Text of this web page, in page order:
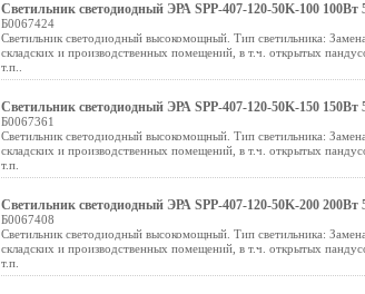
Светильник светодиодный ЭРА SPP-407-120-50K-100 100Вт
Б0067424
Светильник светодиодный высокомощный. Тип светильника:
складских и производственных помещений, в т.ч. открытых
т.п..
Светильник светодиодный ЭРА SPP-407-120-50K-150 150Вт
Б0067361
Светильник светодиодный высокомощный. Тип светильника:
складских и производственных помещений, в т.ч. открытых
т.п.
Светильник светодиодный ЭРА SPP-407-120-50K-200 200Вт
Б0067408
Светильник светодиодный высокомощный. Тип светильника:
складских и производственных помещений, в т.ч. открытых
т.п.